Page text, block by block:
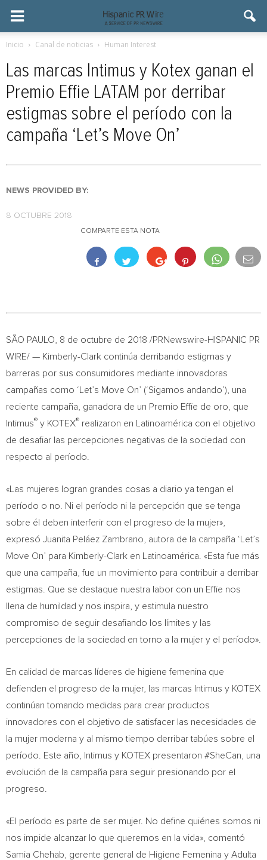
Inicio Canal de noticias Human Interest
Las marcas Intimus y Kotex ganan el
Premio Effie LATAM por derribar
estigmas sobre el período con la
campaña ‘Let’s Move On’
NEWS PROVIDED BY:
8 OCTUBRE 2018
COMPARTE ESTA NOTA
SÃO PAULO, 8 de octubre de 2018 /PRNewswire-HISPANIC PR
WIRE/ — Kimberly-Clark continúa derribando estigmas y
barreras por sus consumidores mediante innovadoras
campañas como ‘Let’s Move On’ (‘Sigamos andando’), una
reciente campaña, ganadora de un Premio Effie de oro, que
Intimus® y KOTEX® realizaron en Latinoamérica con el objetivo
de desafiar las percepciones negativas de la sociedad con
respecto al período.
«Las mujeres logran grandes cosas a diario ya tengan el
período o no. Ni el período ni la percepción que se tenga
sobre él deben interferir con el progreso de la mujer»,
expresó Juanita Peláez Zambrano, autora de la campaña ‘Let’s
Move On’ para Kimberly-Clark en Latinoamérica. «Esta fue más
que una campaña, fue un movimiento para contribuir a derribar
estigmas. Que se destaque nuestra labor con un Effie nos
llena de humildad y nos inspira, y estimula nuestro
compromiso de seguir desafiando los límites y las
percepciones de la sociedad en torno a la mujer y el período».
En calidad de marcas líderes de higiene femenina que
defienden el progreso de la mujer, las marcas Intimus y KOTEX
continúan tomando medidas para crear productos
innovadores con el objetivo de satisfacer las necesidades de
la mujer moderna y al mismo tiempo derribar tabúes sobre el
período. Este año, Intimus y KOTEX presentaron #SheCan, una
evolución de la campaña para seguir presionando por el
progreso.
«El período es parte de ser mujer. No define quiénes somos ni
nos impide alcanzar lo que queremos en la vida», comentó
Samia Chehab, gerente general de Higiene Femenina y Adulta